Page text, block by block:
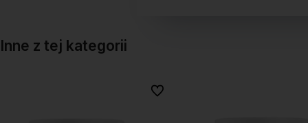
Inne z tej kategorii
Do ulubionych
Do ulubionych